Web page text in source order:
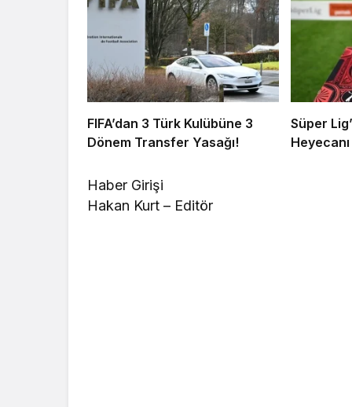
FIFA’dan 3 Türk Kulübüne 3
Dönem Transfer Yasağı!
Süper
Haber Girişi
Hakan Kurt – Editör